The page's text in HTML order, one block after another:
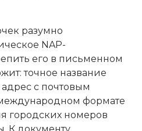
разумно
NAP-
его в письменном
точное название
с почтовым
формате
городских номеров